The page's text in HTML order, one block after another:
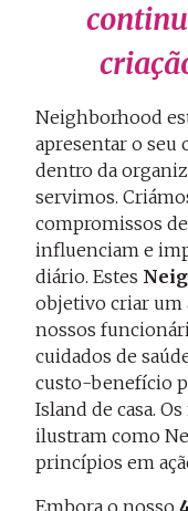
Neighborhood
apresentar o seu
dentro da
servimos.
compromissos
influenciam e
diário. Estes
objetivo criar um
nossos
cuidados de
custo-benefício
Island de casa.
ilustram como
princípios em